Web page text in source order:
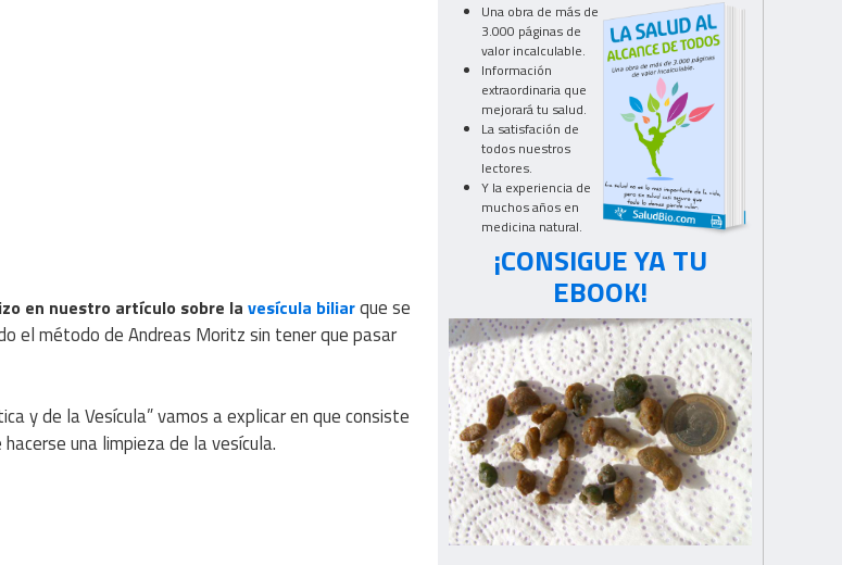
en nuestro artículo sobre la vesícula biliarque se
el método de Andreas Moritz sin tener que pasar
y de la Vesícula” vamos a explicar en que consiste
una limpieza de la vesícula.
Una obra de más de
3.000 páginas de
valor incalculable.
Información
extraordinaria que
mejorará tu salud.
La satisfación de
todos nuestros
lectores.
Y la experiencia de
muchos años en
medicina natural.
¡CONSIGUE YA TU
EBOOK!